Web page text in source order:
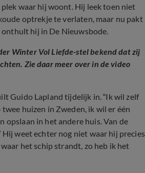
waar hij woont. Hij leek toen niet
optrekje te verlaten, maar nu pakt
onthult hij in De Nieuwsbode.
Winter Vol Liefde-stel bekend dat zij
Zie daar meer over in de video
Guido Lapland tijdelijk in.“Ik wil zelf
huizen in Zweden, ik wil er één
opslaan in het andere huis. Van de
Hij weet echter nog niet waar hij precies
het schip strandt, zo heb ik het